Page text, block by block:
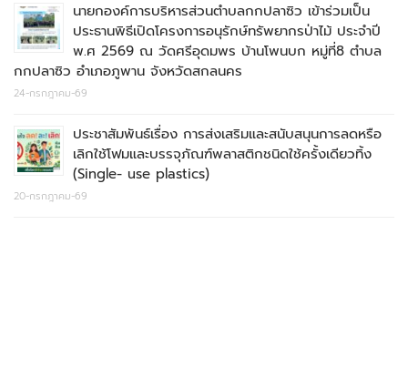
นายกองค์การบริหารส่วนตำบลกกปลาซิว เข้าร่วมเป็น
ประธานพิธีเปิดโครงการอนุรักษ์ทรัพยากรป่าไม้ ประจำปี
พ.ศ 2569 ณ วัดศรีอุดมพร บ้านโพนบก หมู่ที่8 ตำบล
กกปลาซิว อำเภอภูพาน จังหวัดสกลนคร
24-กรกฎาคม-69
ประชาสัมพันธ์เรื่อง การส่งเสริมและสนับสนุนการลดหรือ
เลิกใช้โฟมและบรรจุภัณฑ์พลาสติกชนิดใช้ครั้งเดียวทิ้ง
(Single- use plastics)
20-กรกฎาคม-69